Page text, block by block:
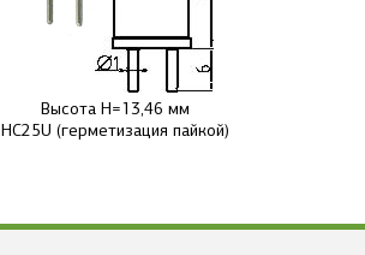
Высота H=13,46 мм
HC25U (герметизация пайкой)